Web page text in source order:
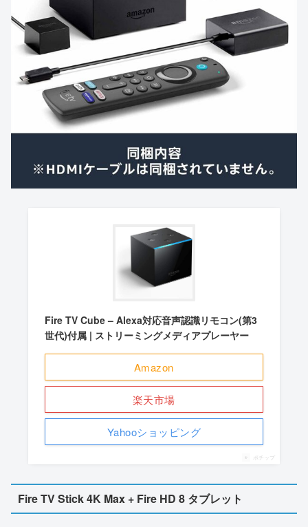
Fire TV Cube – Alexa対応音声認識リモコン(第3
世代)付属 | ストリーミングメディアプレーヤー
Amazon
楽天市場
Yahooショッピング
ポチップ
Fire TV Stick 4K Max + Fire HD 8 タブレット